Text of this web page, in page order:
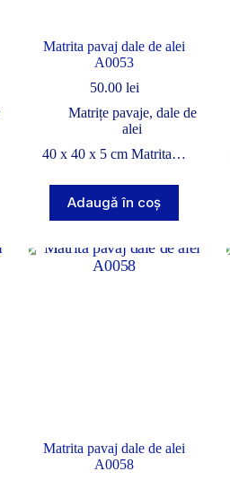
Matrita pavaj dale de alei
A0053
50.00 lei
Matrițe pavaje, dale de
alei
40 x 40 x 5 cm Matrita…
Adaugă în coș
Matrita pavaj dale de alei
A0058